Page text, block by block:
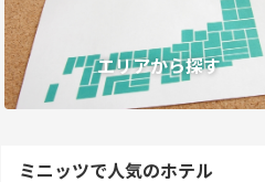
エリアから探す
ミニッツで人気のホテル